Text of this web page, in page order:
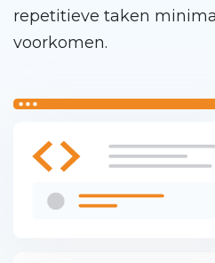
repetitieve taken
voorkomen.